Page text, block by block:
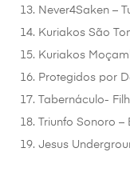
13. Never4Saken –
14. Kuriakos São
15. Kuriakos
16. Protegidos por
17. Tabernáculo-
18. Triunfo Sonoro –
19. Jesus